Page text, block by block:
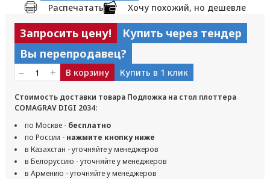
Распечатать
Хочу похожий, но дешевле
Запросить цену!
Купить через тендер
Вы перепродавец?
– + В корзину Купить в 1 клик
Стоимость доставки товара Подложка на стол плоттера
COMAGRAV DIGI 2034:
по Москве - бесплатно
по России - нажмите кнопку ниже
в Казахстан - уточняйте у менеджеров
в Белоруссию - уточняйте у менеджеров
в Армению - уточняйте у менеджеров